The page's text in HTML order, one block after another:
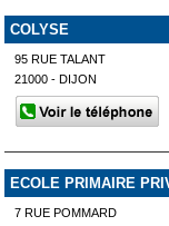
COLYSE
95 RUE TALANT
21000 - DIJON
ECOLE PRIMAIRE
7 RUE POMMARD